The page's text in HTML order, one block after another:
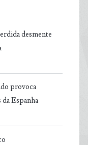
desmente
provoca
Espanha